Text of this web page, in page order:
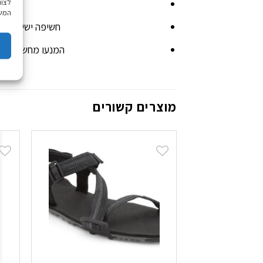
חשיפה ישירה
המנעו מחשיפת
מוצרים קשורים